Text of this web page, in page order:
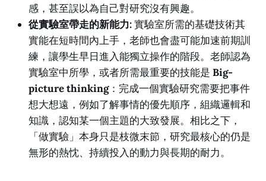
感，甚至誤以為自己對研究沒有興趣。
從實驗室帶走的新能力:實驗室所需的基礎技術其
實能在短時間內上手，老師也會盡可能加速前期訓
練，讓學生早日進入能獨立操作的階段。老師認為
實驗室中所學，或者所需最重要的技能是 Big-
picture thinking：完成一個實驗研究需要把事件
想大想遠，例如了解事情的優先順序，組織邏輯和
知識，認知某一個主題的大致發展。相比之下，
「做實驗」本身只是枝微末節，研究最核心的仍是
無形的熱忱、持續投入的動力與長期的耐力。